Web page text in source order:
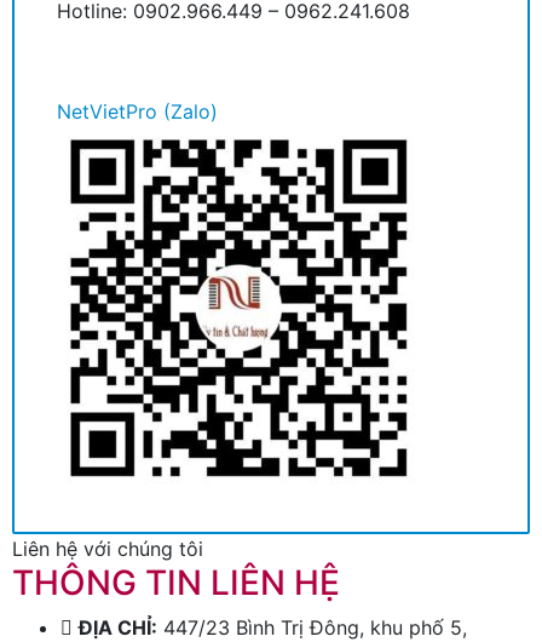
Hotline: 0902.966.449 – 0962.241.608
NetVietPro (Zalo)
Liên hệ với chúng tôi
THÔNG TIN LIÊN HỆ
ĐỊA CHỈ: 447/23 Bình Trị Đông, khu phố 5,